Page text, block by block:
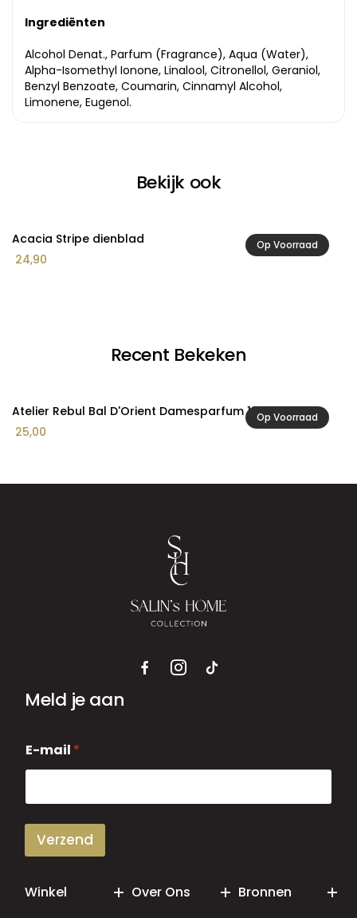
Ingrediënten
Alcohol Denat., Parfum (Fragrance), Aqua (Water),
Alpha-Isomethyl Ionone, Linalool, Citronellol, Geraniol,
Benzyl Benzoate, Coumarin, Cinnamyl Alcohol,
Limonene, Eugenol.
Bekijk ook
Op Voorraad
Acacia Stripe dienblad
24,90
Recent Bekeken
Op Voorraad
Atelier Rebul Bal D'Orient Damesparfum 12ml
25,00
Meld je aan
-
m
i
E-mail *
Verzend
Winkel Over Ons Bronnen